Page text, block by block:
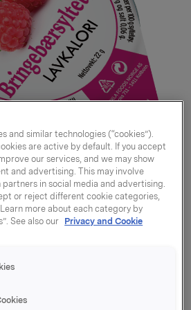
and similar technologies (“cookies”).
are active by default. If you accept
our services, and we may show
and advertising. This may involve
in social media and advertising.
or reject different cookie categories,
more about each category by
See also our
Privacy and Cookie